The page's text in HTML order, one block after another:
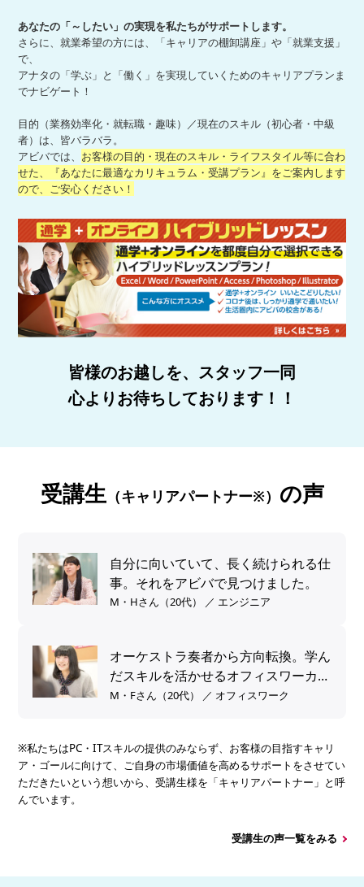
あなたの「～したい」の実現を私たちがサポートします。
さらに、就業希望の方には、「キャリアの棚卸講座」や「就業支援」
で、
アナタの「学ぶ」と「働く」を実現していくためのキャリアプランま
でナビゲート！
目的（業務効率化・就転職・趣味）／現在のスキル（初心者・中級
者）は、皆バラバラ。
アビバでは、 お客様の目的・現在のスキル・ライフスタイル等に合わ
せた、『あなたに最適なカリキュラム・受講プラン』をご案内します
ので、ご安心ください！
皆様のお越しを、スタッフ一同
心よりお待ちしております！！
受講生（キャリアパートナー※） の声
自分に向いていて、長く続けられる仕
事。それをアビバで見つけました。
M・Hさん（20代） ／ エンジニア
オーケストラ奏者から方向転換。学ん
だスキルを活かせるオフィスワーカー
へ。
M・Fさん（20代） ／ オフィスワーク
※私たちはPC・ITスキルの提供のみならず、お客様の目指すキャリ
ア・ゴールに向けて、ご自身の市場価値を高めるサポートをさせてい
ただきたいという想いから、受講生様を「キャリアパートナー」と呼
んでいます。
受講生の声一覧をみる